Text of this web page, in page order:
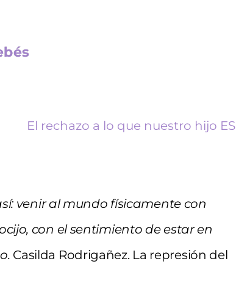
El rechazo a lo que nuestro hijo ES
venir al mundo físicamente con
con el sentimiento de estar en
Casilda Rodrigañez. La represión del